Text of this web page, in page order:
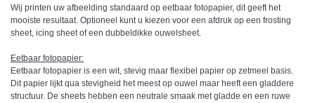
Wij printen uw afbeelding standaard op eetbaar fotopapier, dit geeft het
mooiste resultaat. Optioneel kunt u kiezen voor een afdruk op een frosting
sheet, icing sheet of een dubbeldikke ouwelsheet.
Eetbaar fotopapier:
Eetbaar fotopapier is een wit, stevig maar flexibel papier op zetmeel basis.
Dit papier lijkt qua stevigheid het meest op ouwel maar heeft een gladdere
structuur. De sheets hebben een neutrale smaak met gladde en een ruwe